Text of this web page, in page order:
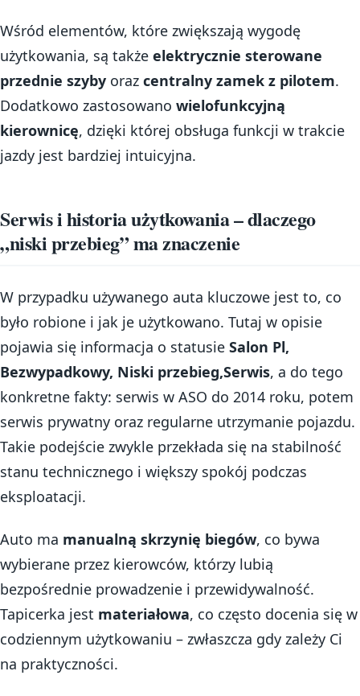
Wśród elementów, które zwiększają wygodę
użytkowania, są także elektrycznie sterowane
przednie szyby oraz centralny zamek z pilotem.
Dodatkowo zastosowano wielofunkcyjną
kierownicę, dzięki której obsługa funkcji w trakcie
jazdy jest bardziej intuicyjna.
Serwis i historia użytkowania – dlaczego
„niski przebieg” ma znaczenie
W przypadku używanego auta kluczowe jest to, co
było robione i jak je użytkowano. Tutaj w opisie
pojawia się informacja o statusie Salon Pl,
Bezwypadkowy, Niski przebieg,Serwis, a do tego
konkretne fakty: serwis w ASO do 2014 roku, potem
serwis prywatny oraz regularne utrzymanie pojazdu.
Takie podejście zwykle przekłada się na stabilność
stanu technicznego i większy spokój podczas
eksploatacji.
Auto ma manualną skrzynię biegów, co bywa
wybierane przez kierowców, którzy lubią
bezpośrednie prowadzenie i przewidywalność.
Tapicerka jest materiałowa, co często docenia się w
codziennym użytkowaniu – zwłaszcza gdy zależy Ci
na praktyczności.